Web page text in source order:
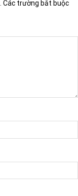
Các trường bắt buộc